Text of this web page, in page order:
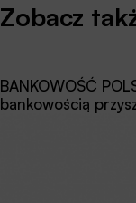
Zobacz
BANKOWOŚĆ
bankowością